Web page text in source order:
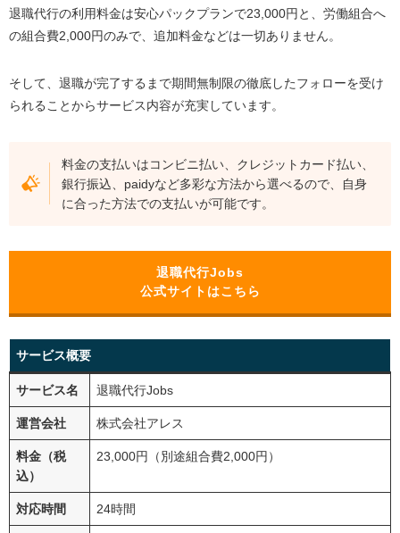
退職代行の利用料金は安心パックプランで23,000円と、労働組合へ
の組合費2,000円のみで、追加料金などは一切ありません。
そして、退職が完了するまで期間無制限の徹底したフォローを受け
られることからサービス内容が充実しています。
料金の支払いはコンビニ払い、クレジットカード払い、
銀行振込、paidyなど多彩な方法から選べるので、自身
に合った方法での支払いが可能です。
退職代行Jobs
公式サイトはこちら
サービス概要
サービス名 退職代行Jobs
運営会社 株式会社アレス
料金（税
込）
23,000円（別途組合費2,000円）
対応時間 24時間